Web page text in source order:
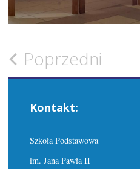
Zobacz
wpisy
Poprzedni
Kontakt:
Szkoła Podstawowa
im. Jana Pawła II